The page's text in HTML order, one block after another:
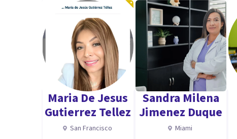
Maria De Jesus
Gutierrez Tellez
San Francisco
Sandra Milena
Jimenez Duque
Miami